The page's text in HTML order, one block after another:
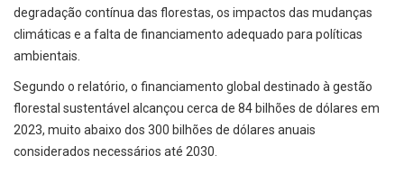
degradação contínua das florestas, os impactos das mudanças
climáticas e a falta de financiamento adequado para políticas
ambientais.
Segundo o relatório, o financiamento global destinado à gestão
florestal sustentável alcançou cerca de 84 bilhões de dólares em
2023, muito abaixo dos 300 bilhões de dólares anuais
considerados necessários até 2030.